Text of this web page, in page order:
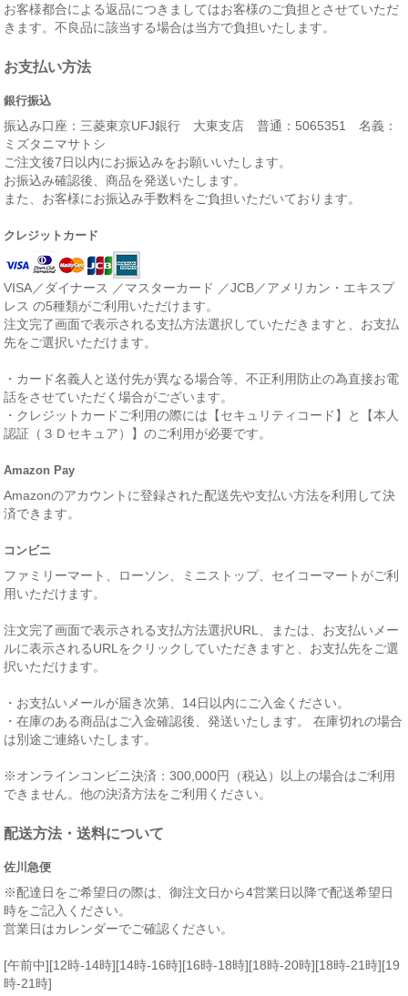
お客様都合による返品につきましてはお客様のご負担とさせていただ
きます。不良品に該当する場合は当方で負担いたします。
お支払い方法
銀行振込
振込み口座：三菱東京UFJ銀行 大東支店 普通：5065351 名義：
ミズタニマサトシ
ご注文後7日以内にお振込みをお願いいたします。
お振込み確認後、商品を発送いたします。
また、お客様にお振込み手数料をご負担いただいております。
クレジットカード
VISA／ダイナース ／マスターカード ／JCB／アメリカン・エキスプ
レス の5種類がご利用いただけます。
注文完了画面で表示される支払方法選択していただきますと、お支払
先をご選択いただけます。
・カード名義人と送付先が異なる場合等、不正利用防止の為直接お電
話をさせていただく場合がございます。
・クレジットカードご利用の際には【セキュリティコード】と【本人
認証（３Ｄセキュア）】のご利用が必要です。
Amazon Pay
Amazonのアカウントに登録された配送先や支払い方法を利用して決
済できます。
コンビニ
ファミリーマート、ローソン、ミニストップ、セイコーマートがご利
用いただけます。
注文完了画面で表示される支払方法選択URL、または、お支払いメー
ルに表示されるURLをクリックしていただきますと、お支払先をご選
択いただけます。
・お支払いメールが届き次第、14日以内にご入金ください。
・在庫のある商品はご入金確認後、発送いたします。 在庫切れの場合
は別途ご連絡いたします。
※オンラインコンビニ決済：300,000円（税込）以上の場合はご利用
できません。他の決済方法をご利用ください。
配送方法・送料について
佐川急便
※配達日をご希望日の際は、御注文日から4営業日以降で配送希望日
時をご記入ください。
営業日はカレンダーでご確認ください。
[午前中][12時-14時][14時-16時][16時-18時][18時-20時][18時-21時][19
時-21時]